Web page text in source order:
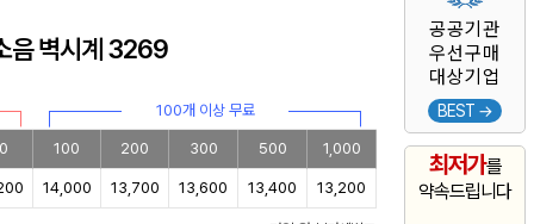
공공기관
우선구매
대상기업
BEST →
최저가를
약속드립니다
음 벽시계 3269
100개 이상 무료
100 200 300 500 1,000
14,000 13,700 13,600 13,400 13,200